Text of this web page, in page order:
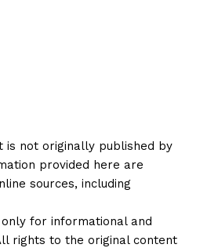
is not originally published by
provided here are
sources, including
for informational and
rights to the original content